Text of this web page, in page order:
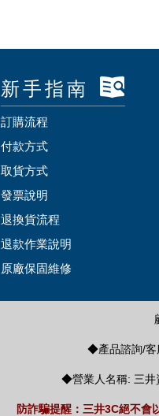
新手指南
訂購流程
付款方式
取貨方式
發票說明
退換貨流程
退款作業說明
原廠保固維修
◆產品諮詢/客
◆營業人名稱: 三井
防詐騙提醒：三井3C絕不會